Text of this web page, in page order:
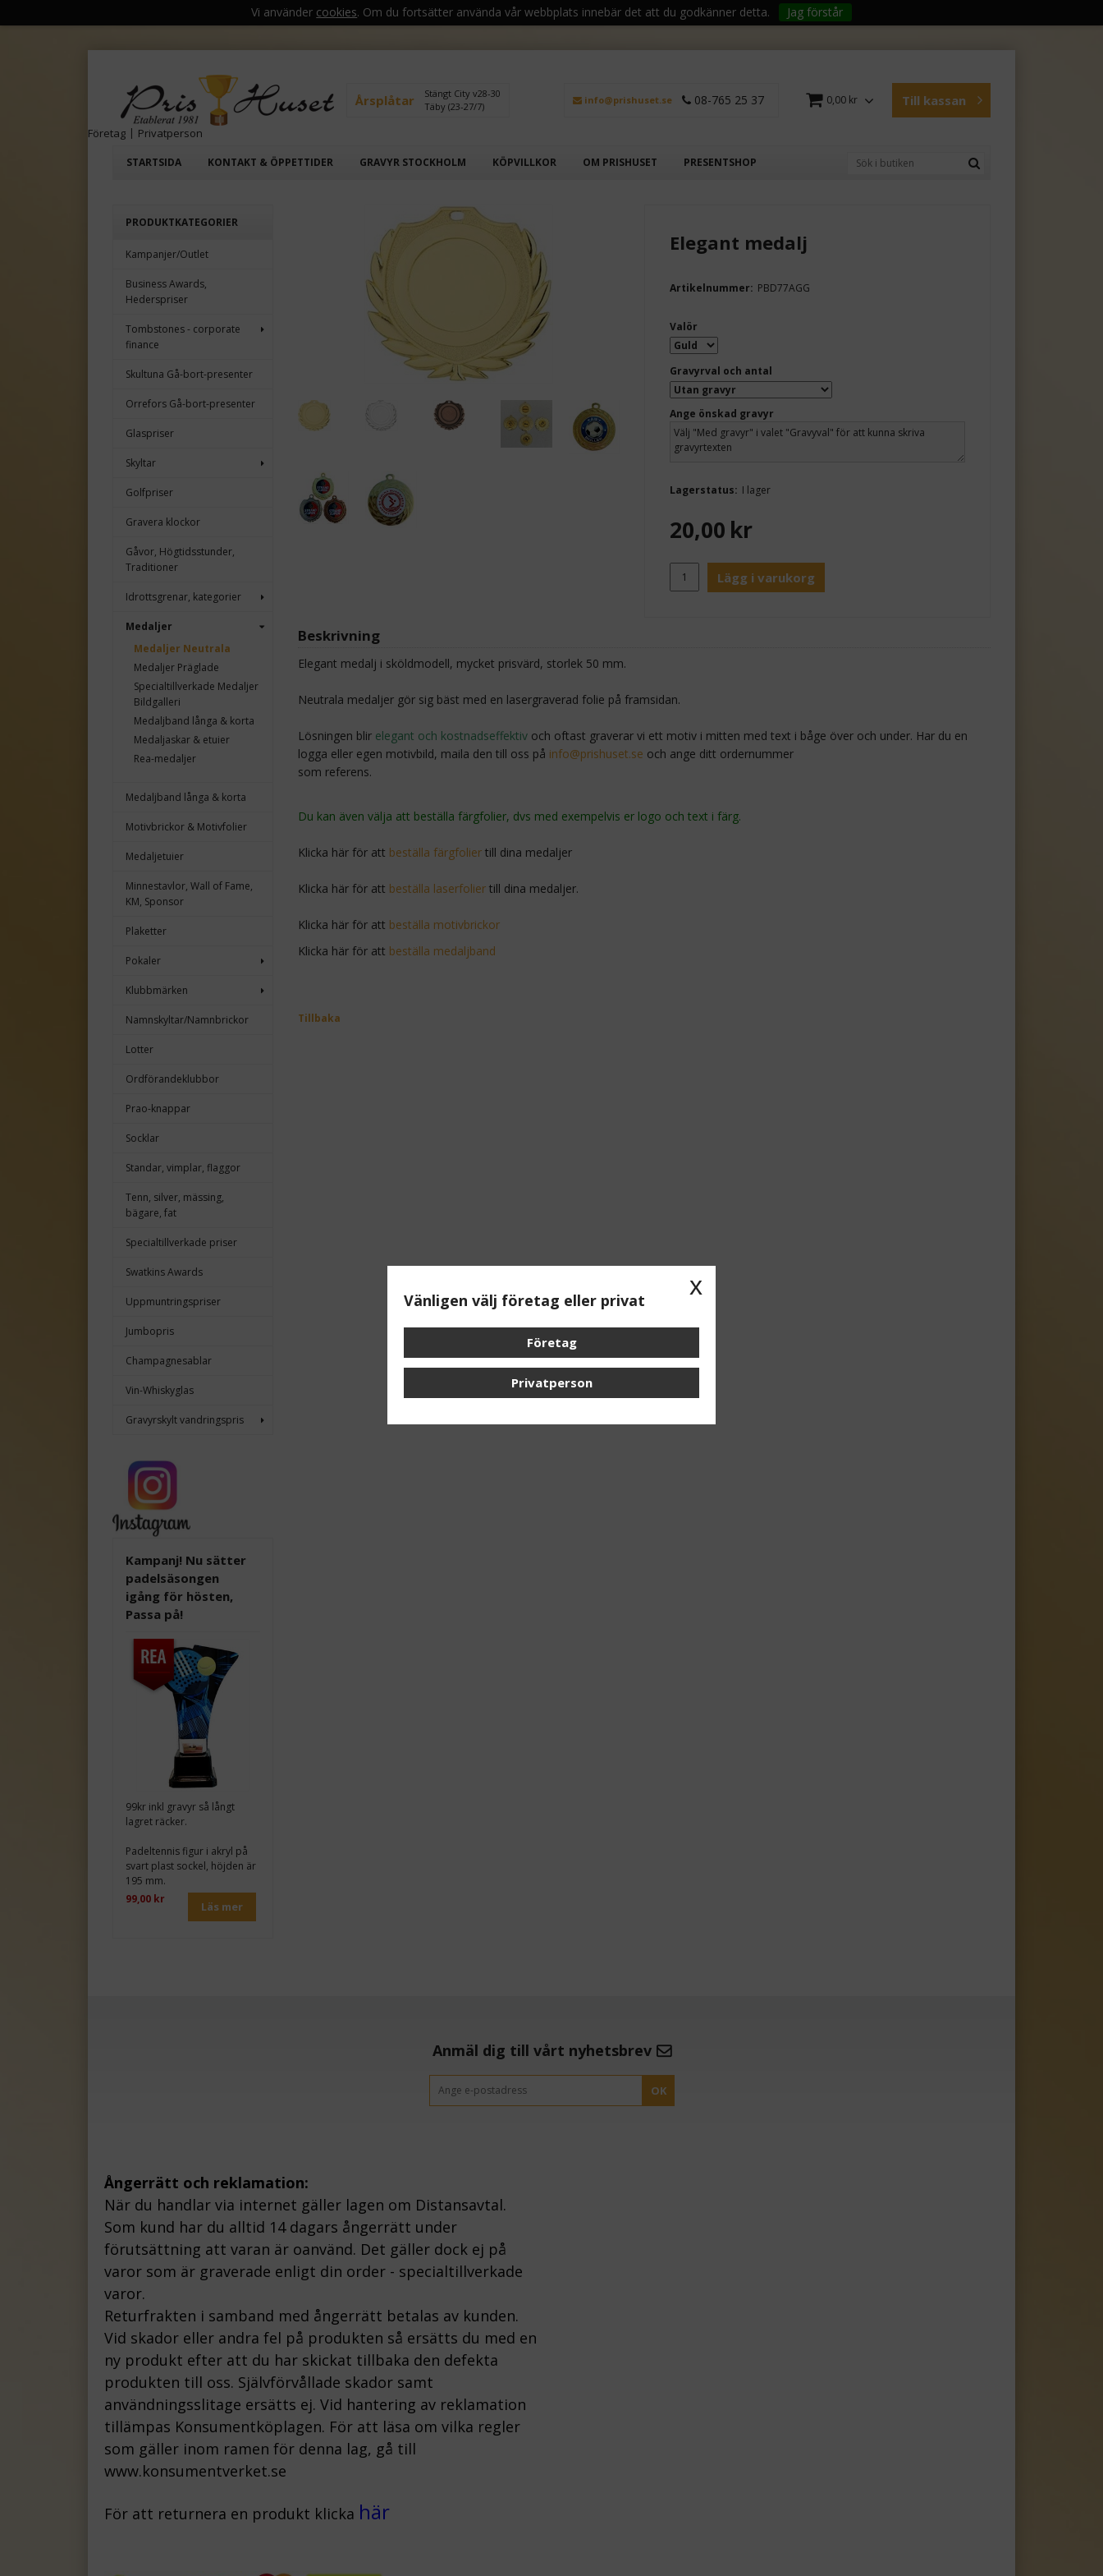
Vi använder cookies. Om du fortsätter använda vår webbplats innebär det att du godkänner detta. Jag förstår
Årsplåtar
Stängt City v28-30
Täby (23-27/7)
info@prishuset.se 08-765 25 37 0,00 kr Till kassan
STARTSIDA KONTAKT & ÖPPETTIDER GRAVYR STOCKHOLM KÖPVILLKOR OM PRISHUSET PRESENTSHOP
Företag | Privatperson
PRODUKTKATEGORIER
Kampanjer/Outlet
Business Awards,
Hederspriser
Tombstones - corporate
finance
Skultuna Gå-bort-presenter
Orrefors Gå-bort-presenter
Glaspriser
Skyltar
Golfpriser
Gravera klockor
Gåvor, Högtidsstunder,
Traditioner
Idrottsgrenar, kategorier
Medaljer
Medaljer Neutrala
Medaljer Präglade
Specialtillverkade Medaljer
Bildgalleri
Medaljband långa & korta
Medaljaskar & etuier
Rea-medaljer
Medaljband långa & korta
Motivbrickor & Motivfolier
Medaljetuier
Minnestavlor, Wall of Fame,
KM, Sponsor
Plaketter
Pokaler
Klubbmärken
Namnskyltar/Namnbrickor
Lotter
Ordförandeklubbor
Prao-knappar
Socklar
Standar, vimplar, flaggor
Tenn, silver, mässing,
bägare, fat
Specialtillverkade priser
Swatkins Awards
Uppmuntringspriser
Jumbopris
Champagnesablar
Vin-Whiskyglas
Gravyrskylt vandringspris
Kampanj! Nu sätter
padelsäsongen
igång för hösten,
Passa på!
99kr inkl gravyr så långt
lagret räcker.
Padeltennis figur i akryl på
svart plast sockel, höjden är
195 mm.
99,00 kr
Läs mer
Elegant medalj
Artikelnummer: PBD77AGG
Valör
Gravyrval och antal
Ange önskad gravyr
Lagerstatus: I lager
20,00 kr
Lägg i varukorg
Beskrivning
Elegant medalj i sköldmodell, mycket prisvärd, storlek 50 mm.
Neutrala medaljer gör sig bäst med en lasergraverad folie på framsidan.
Lösningen blir elegant och kostnadseffektiv och oftast graverar vi ett motiv i mitten med text i båge över och under. Har du en
logga eller egen motivbild, maila den till oss på info@prishuset.se och ange ditt ordernummer
som referens.
Du kan även välja att beställa färgfolier, dvs med exempelvis er logo och text i färg.
Klicka här för att beställa färgfolier till dina medaljer
Klicka här för att beställa laserfolier till dina medaljer.
Klicka här för att beställa motivbrickor
Klicka här för att beställa medaljband
Tillbaka
Anmäl dig till vårt nyhetsbrev
OK
Ångerrätt och reklamation:
När du handlar via internet gäller lagen om Distansavtal.
Som kund har du alltid 14 dagars ångerrätt under
förutsättning att varan är oanvänd. Det gäller dock ej på
varor som är graverade enligt din order - specialtillverkade
varor.
Returfrakten i samband med ångerrätt betalas av kunden.
Vid skador eller andra fel på produkten så ersätts du med en
ny produkt efter att du har skickat tillbaka den defekta
produkten till oss. Självförvållade skador samt
användningsslitage ersätts ej. Vid hantering av reklamation
tillämpas Konsumentköplagen. För att läsa om vilka regler
som gäller inom ramen för denna lag, gå till
www.konsumentverket.se
För att returnera en produkt klicka här
x
Vänligen välj företag eller privat
Företag
Privatperson